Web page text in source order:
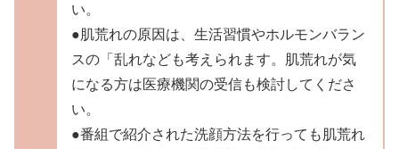
い。
●肌荒れの原因は、生活習慣やホルモンバラン
スの「乱れなども考えられます。肌荒れが気
になる方は医療機関の受信も検討してくださ
い。
●番組で紹介された洗顔方法を行っても肌荒れ